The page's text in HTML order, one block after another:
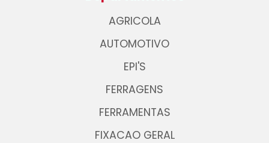
AGRICOLA
AUTOMOTIVO
EPI'S
FERRAGENS
FERRAMENTAS
FIXACAO GERAL